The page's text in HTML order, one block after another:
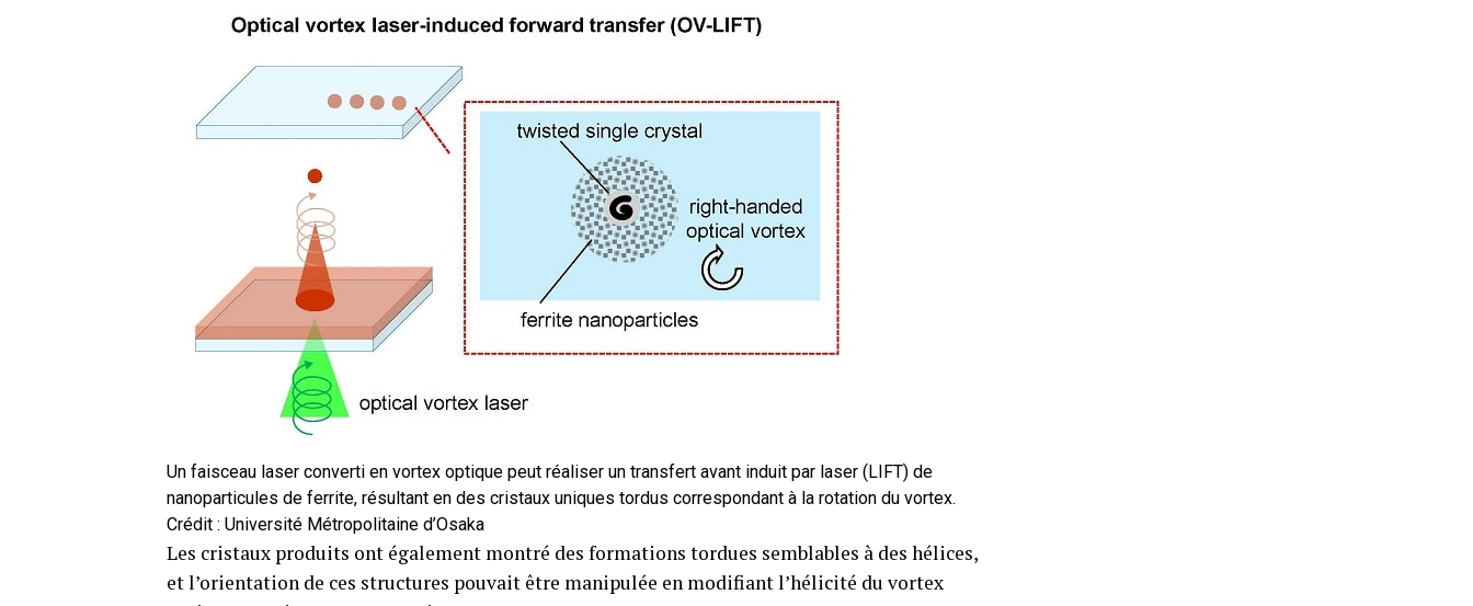
Un faisceau laser converti en vortex optique peut réaliser un transfert avant induit par laser (LIFT) de
nanoparticules de ferrite, résultant en des cristaux uniques tordus correspondant à la rotation du vortex.
Crédit : Université Métropolitaine d’Osaka
Les cristaux produits ont également montré des formations tordues semblables à des hélices,
et l’orientation de ces structures pouvait être manipulée en modifiant l’hélicité du vortex